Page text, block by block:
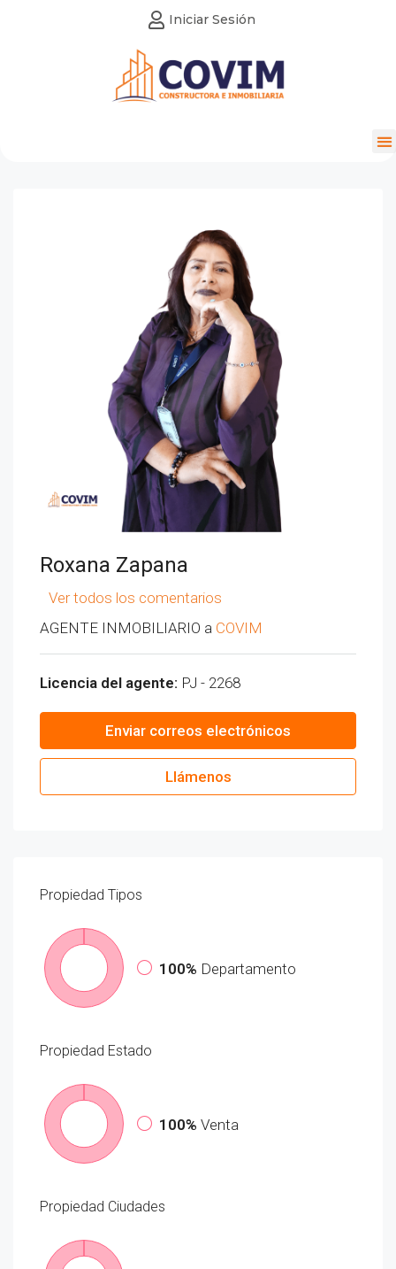
Iniciar Sesión
Roxana Zapana
Ver todos los comentarios
AGENTE INMOBILIARIO a COVIM
Licencia del agente: PJ - 2268
Enviar correos electrónicos
Llámenos
Propiedad Tipos
100% Departamento
Propiedad Estado
100% Venta
Propiedad Ciudades